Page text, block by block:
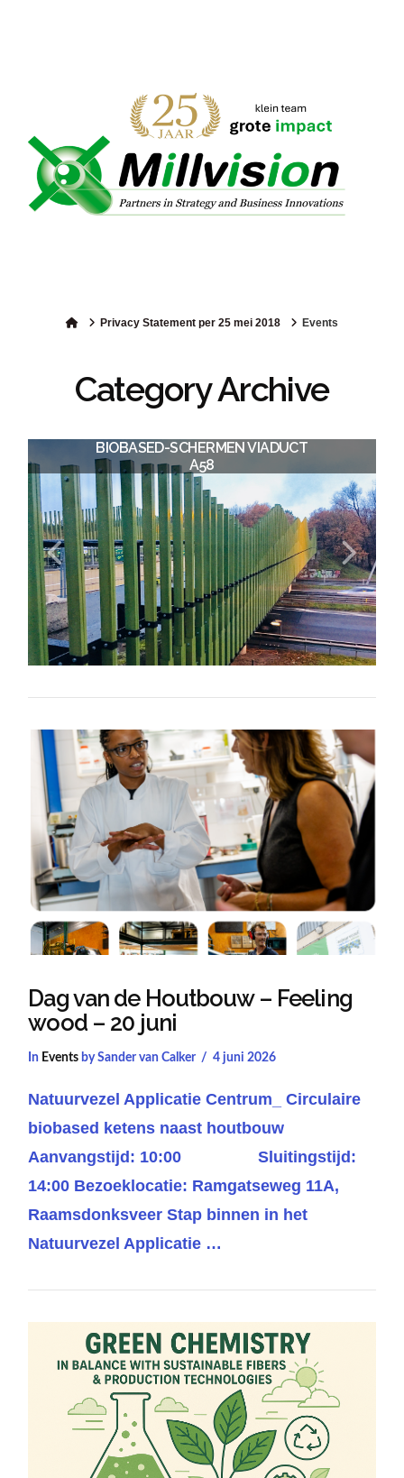
HomePrivacy Statement per 25 mei 2018 Events
Category Archive
BIOBASED-SCHERMEN VIADUCT
A58
PROMOTIE ONDERZOEK
“BIOREFINERY CONCEPT IN PAPER
RECYCLING”
VIEW POST
Dag van de Houtbouw – Feeling
wood – 20 juni
In Events by Sander van Calker 4 juni 2026
Natuurvezel Applicatie Centrum_ Circulaire
biobased ketens naast houtbouw
Aanvangstijd: 10:00 Sluitingstijd:
14:00 Bezoeklocatie: Ramgatseweg 11A,
Raamsdonksveer Stap binnen in het
Natuurvezel Applicatie …